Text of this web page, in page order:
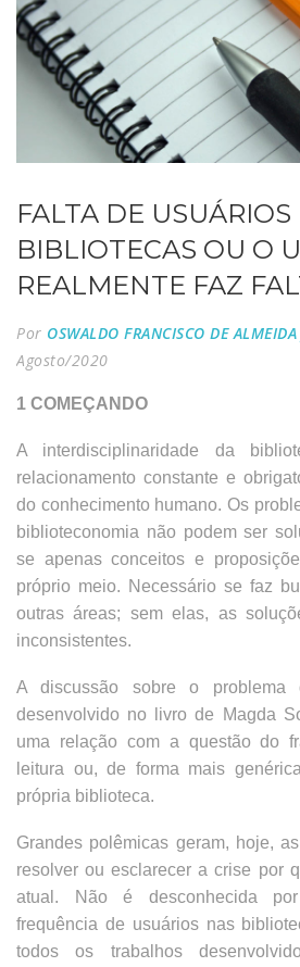
FALTA DE USUÁRIOS
BIBLIOTECAS OU O
REALMENTE FAZ
Por OSWALDO FRANCISCO DE
Agosto/2020
1 COMEÇANDO
A interdisciplinaridade da
relacionamento constante e
do conhecimento humano. Os
biblioteconomia não podem ser
se apenas conceitos e
próprio meio. Necessário se faz
outras áreas; sem elas, as
inconsistentes.
A discussão sobre o problema
desenvolvido no livro de Magda
uma relação com a questão do
leitura ou, de forma mais
própria biblioteca.
Grandes polêmicas geram, hoje,
resolver ou esclarecer a crise por
atual. Não é desconhecida
frequência de usuários nas
todos os trabalhos